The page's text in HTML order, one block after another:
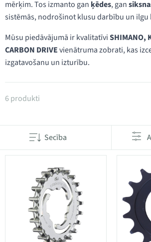
mērķim. Tos izmanto gan ķēdes, gan
sistēmās, nodrošinot klusu darbību un ilgu
Mūsu piedāvājumā ir kvalitatīviSHIMANO,
CARBON DRIVEvienātruma zobrati, kas
izgatavošanu un izturību.
Produkti kategorijā 1-ātruma zobrati
6 produkti
Secība